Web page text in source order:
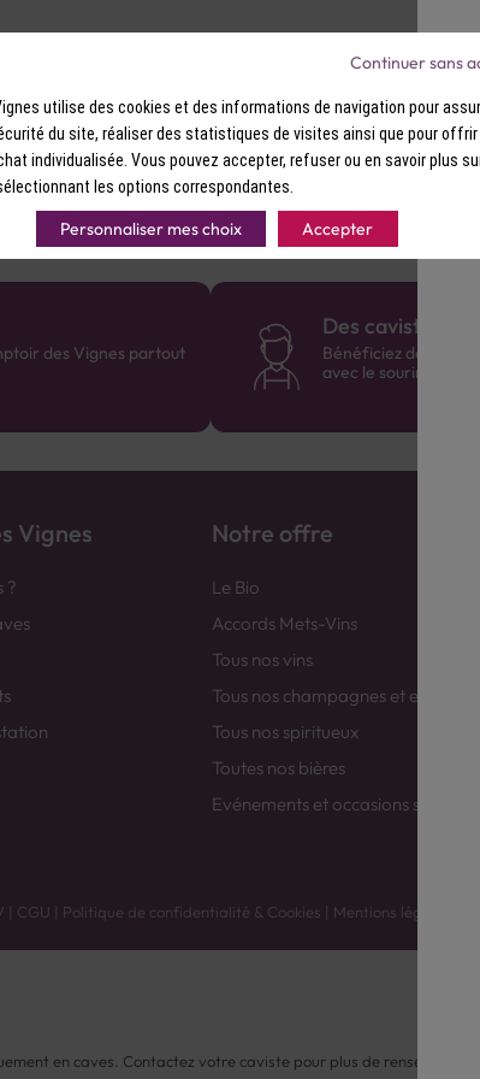
saline.
arômes. Parfait avec des huîtres fraîches ou un
des Vignes partout
Des cavistes à
Bénéficiez de
avec le sourire :)
Vignes
?
Notre offre
Le Bio
Accords Mets-Vins
Tous nos vins
Tous nos champagnes et
Tous nos spiritueux
Toutes nos bières
Evénements et occasions spéciales
| CGU | Politique de confidentialité & Cookies | Mentions légales
en caves. Contactez votre caviste pour plus de
utilise des cookies et des informations de navigation pour
du site, réaliser des statistiques de visites ainsi que pour offrir
individualisée. Vous pouvez accepter, refuser ou en savoir plus
les options correspondantes.
Personnaliser mes choix Accepter
Continuer sans